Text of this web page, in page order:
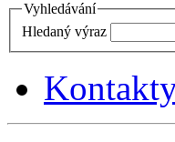
Vyhledávání
Hledaný výraz